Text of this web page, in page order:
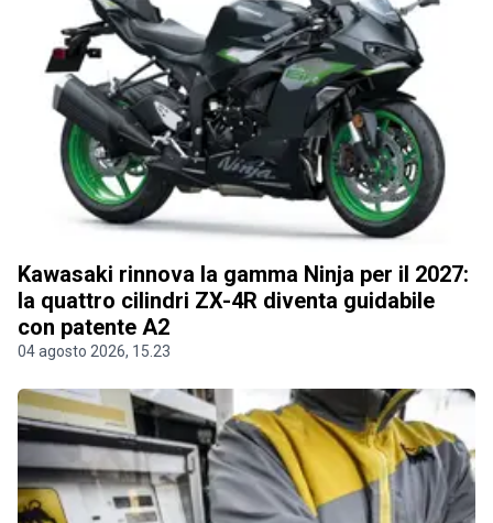
Kawasaki rinnova la gamma Ninja per il 2027:
la quattro cilindri ZX-4R diventa guidabile
con patente A2
04 agosto 2026, 15.23